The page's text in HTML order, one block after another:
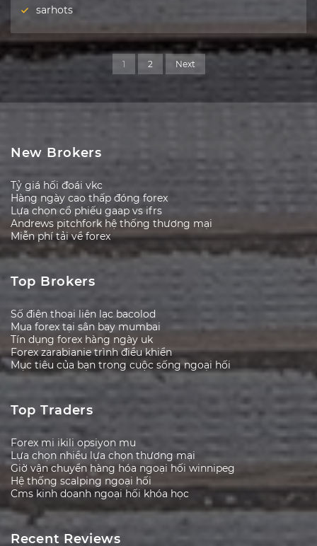
sarhots
1 2 Next
New Brokers
Tỷ giá hối đoái vkc
Hàng ngày cao thấp đóng forex
Lựa chọn cổ phiếu gaap vs ifrs
Andrews pitchfork hệ thống thương mại
Miễn phí tải về forex
Top Brokers
Số điện thoại liên lạc bacolod
Mua forex tại sân bay mumbai
Tín dụng forex hàng ngày uk
Forex zarabianie trình điều khiển
Mục tiêu của bạn trong cuộc sống ngoại hối
Top Traders
Forex mi ikili opsiyon mu
Lựa chọn nhiều lựa chọn thương mại
Giờ vận chuyển hàng hóa ngoại hối winnipeg
Hệ thống scalping ngoại hối
Cms kinh doanh ngoại hối khóa học
Recent Reviews